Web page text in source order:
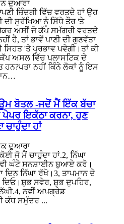
ਦੁਆਰਾ
ਜ਼ਿੰਦਗੀ ਵਿੱਚ ਵਰਤਦੇ ਹਾਂ ਉਹ
ਦੀ ਸੁਰੱਖਿਆ ਨੂੰ ਸਿੱਧੇ ਤੌਰ 'ਤੇ
ਅਸੀਂ ਜੋ ਕੱਪ ਸਮੱਗਰੀ ਵਰਤਦੇ
ਹੈ, ਤਾਂ ਭਾਵੇਂ ਪਾਣੀ ਦੀ ਗੁਣਵੱਤਾ
ਸਿਹਤ 'ਤੇ ਪ੍ਰਭਾਵ ਪਵੇਗੀ।ਤਾਂ ਕੀ
ਅਸਲ ਵਿੱਚ ਪਲਾਸਟਿਕ ਦੇ
ਹਨ?ਪਤਾ ਨਹੀਂ ਕਿੰਨੇ ਲੋਕਾਂ ਨੂੰ ਇਸ
ਬੋਤਲ -ਜਦੋਂ ਮੈਂ ਇੱਕ ਬੱਚਾ
ਪੇਪਰ ਇਕੱਠਾ ਕਰਨਾ, ਹੁਣ
ਹਾਂ
ਦੁਆਰਾ
ਜੋ ਮੈਂ ਚਾਹੁੰਦਾ ਹਾਂ.2, ਨਿੱਘਾ
ਘੰਟੇ ਸਨਸ਼ਾਈਨ ਬੁਆਏ ਕਰੋ।
ਦਿਨ ਨਿੱਘਾ ਰੱਖੋ।3, ਤਾਪਮਾਨ ਦੇ
ਦਿਓ।ਸ਼ੁਭ ਸਵੇਰ, ਸ਼ੁਭ ਦੁਪਹਿਰ,
ਨਵੀਂ ਅਪਗ੍ਰੇਡ
ਕੰਧ ਸਮੁੰਦਰ ...